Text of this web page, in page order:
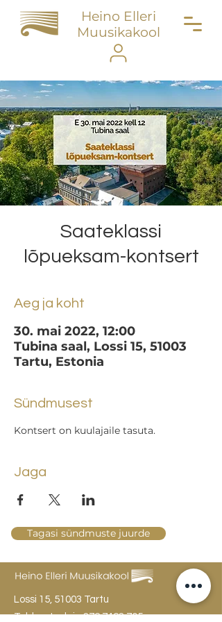
Heino Elleri
Muusikakool
Saateklassi
lõpueksam-kontsert
Aeg ja koht
30. mai 2022, 12:00
Tubina saal, Lossi 15, 51003
Tartu, Estonia
Sündmusest
Kontsert on kuulajaile tasuta.
Jaga
Tagasi sündmuste juurde
Lossi 15, 51003 Tartu
Tel: kantselei+372 7423 705,